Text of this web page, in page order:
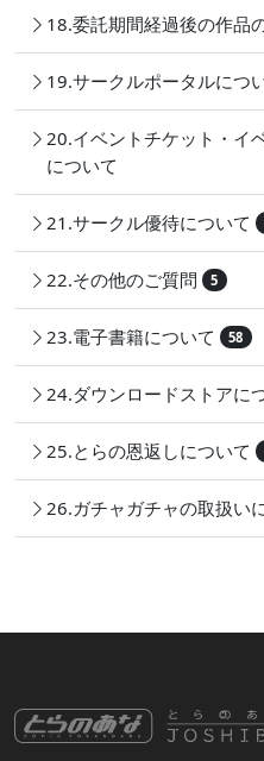
18.委託期間経過後の作品
19.サークルポータルにつ
20.イベントチケット・イ
について
21.サークル優待について
22.その他のご質問 5
23.電子書籍について 58
24.ダウンロードストアに
25.とらの恩返しについて
26.ガチャガチャの取扱い